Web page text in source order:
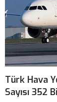
Türk Hava
Sayısı 352